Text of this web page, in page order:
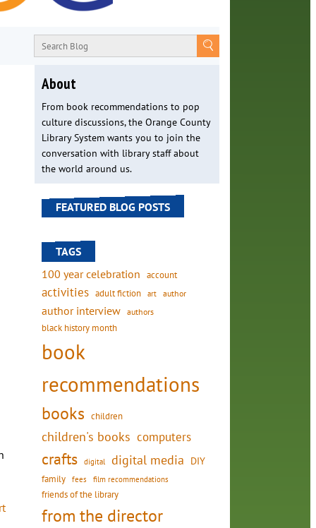
About
From book recommendations to pop
culture discussions, the Orange County
Library System wants you to join the
conversation with library staff about
the world around us.
FEATURED BLOG POSTS
TAGS
100 year celebration account
activities adult fiction art author
author interview authors
black history month
book
recommendations
books children
children's books computers
crafts digital digital media
DIY
family
fees film recommendations
friends of the library
from the director